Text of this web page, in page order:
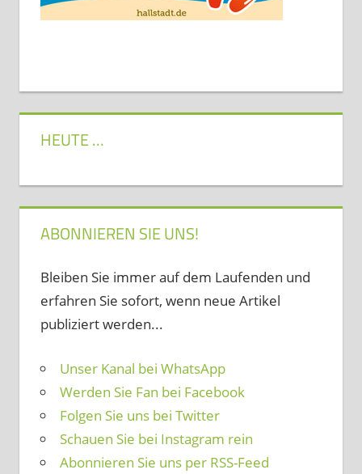
HEUTE …
ABONNIEREN SIE UNS!
Bleiben Sie immer auf dem Laufenden und
erfahren Sie sofort, wenn neue Artikel
publiziert werden...
Unser Kanal bei WhatsApp
Werden Sie Fan bei Facebook
Folgen Sie uns bei Twitter
Schauen Sie bei Instagram rein
Abonnieren Sie uns per RSS-Feed